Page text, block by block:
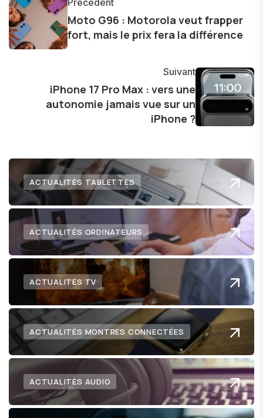
d'une curiosité insatiable, j'aime dévoiler les
dernières tendances et innovations, partageant
avec enthousiasme mes découvertes avec la
l'exploration constante des frontières de la
technologie me permet de présenter aux
lecteurs un aperçu captivant de ce que le futur
Précédent
Moto G96 : Motorola veut frapper
fort, mais le prix fera la différence
Suivant
iPhone 17 Pro Max : vers une
autonomie jamais vue sur un
iPhone ?
ACTUALITÉS TABLETTES
ACTUALITÉS ORDINATEURS
ACTUALITÉS TV
ACTUALITÉS MONTRES CONNECTÉES
ACTUALITÉS AUDIO